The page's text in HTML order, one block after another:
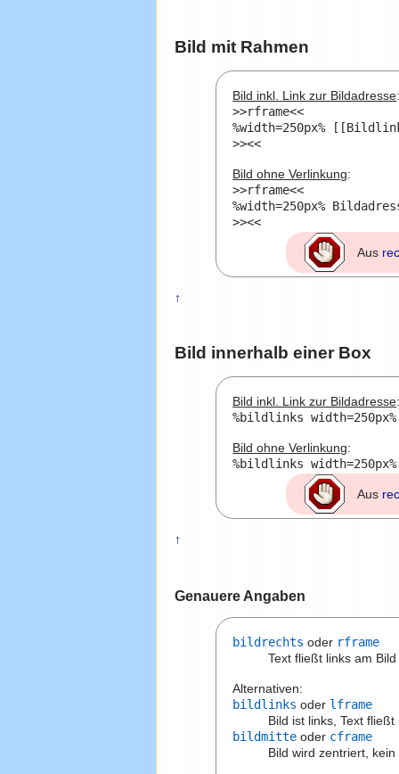
Bild mit Rahmen
Bild inkl. Link zur Bildadresse
>>rframe<<
%width=250px%
Bild ohne Verlinkung:
>>rframe<<
%width=250px%
Aus
↑
Bild innerhalb einer Box
Bild inkl. Link zur Bildadresse
Bild ohne Verlinkung:
Aus
↑
Genauere Angaben
bildrechts oder rframe
Text fließt links am
Alternativen:
bildlinks oder lframe
Bild ist links, Text
bildmitte oder cframe
Bild wird zentriert,